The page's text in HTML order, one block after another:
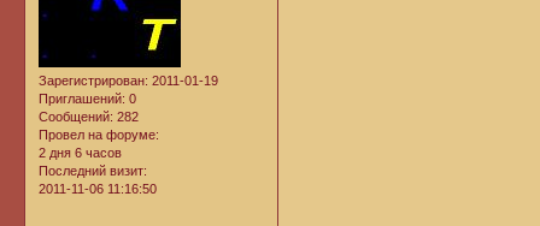
Зарегистрирован: 2011-01-19
Приглашений: 0
Сообщений: 282
Провел на форуме:
2 дня 6 часов
Последний визит:
2011-11-06 11:16:50